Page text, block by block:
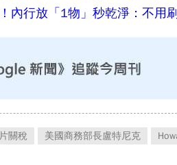
內行放「1物」秒乾淨：不用
關稅 美國商務部長盧特尼克